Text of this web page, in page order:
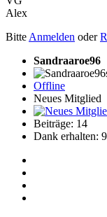
Alex
BitteAnmelden oder
Sandraaroe96
Offline
Neues Mitglied
Beiträge: 14
Dank erhalten: